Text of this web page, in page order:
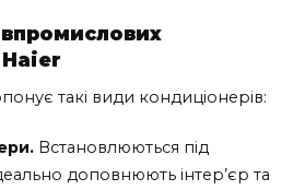
Haier
такі види кондиціонерів:
Встановлюються під
доповнюють інтер’єр та